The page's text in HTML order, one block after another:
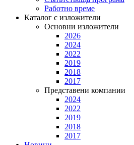
Работно време
Каталог с изложители
Основни изложители
2026
2024
2022
2019
2018
2017
Представени компании
2024
2022
2019
2018
2017